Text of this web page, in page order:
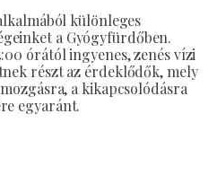
különleges
a Gyógyfürdőben.
órától ingyenes, zenés vízi
részt az érdeklődők, mely
a kikapcsolódásra
egyaránt.